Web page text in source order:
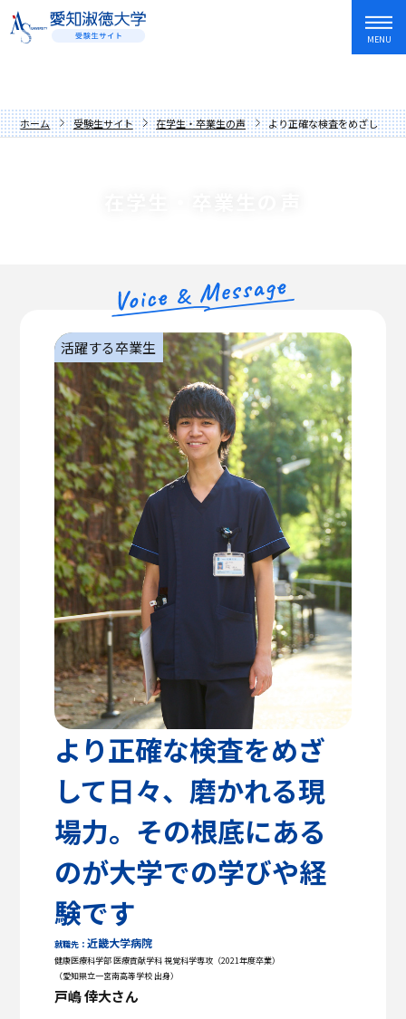
MENU
入試情報・学費
先輩からの応援メッセージ
心理学部
創造表現学部
建築学部
健康医療科学部
食健康科学部
福祉貢献学部
交流文化学部
ビジネス学部
グローバル・コミュニケーション学部
数字でわかる愛知淑徳大学
学長メッセージ
教育方針
星が丘キャンパス
愛知淑徳大学生の1年
センパイのリアルライフ
学生支援
クラブ活動
就職サポート
キャリア教育・インターンシップ
キャリア支援・資格対策
留学支援
在学生・卒業生の声
保護者の方へ
高校教諭の方へ
公式SNS
入学を
決めた理由
学生VOICE
愛知淑徳大学公式サイト
ホーム 受験生サイト 在学生・卒業生の声 より正確な検査をめざして日
活躍する卒業生
より正確な検査をめざ
して日々、磨かれる現
場力。その根底にある
のが大学での学びや経
験です
就職先： 近畿大学病院
健康医療科学部 医療貢献学科 視覚科学専攻（2021年度卒業）
（愛知県立一宮南高等学校 出身）
戸嶋 倖大さん